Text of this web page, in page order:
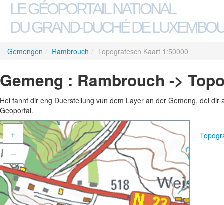
LE GÉOPORTAIL NATIONAL
DU GRAND-DUCHÉ DE
Gemengen / Rambrouch / Topografesch Kaart 1:50000
Gemeng : Rambrouch ->
Hei fannt dir eng Duerstellung vun dem Layer an der Gemeng, déi
Geoportal.
+
–